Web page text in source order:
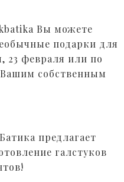
Вы можете
подарки для
23 февраля или по
собственным
предлагает
галстуков